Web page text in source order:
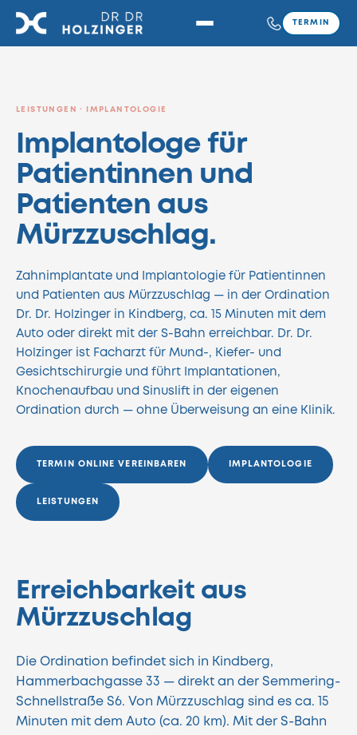
TERMIN
LEISTUNGEN · IMPLANTOLOGIE
Implantologe für
Patientinnen und
Patienten aus
Mürzzuschlag.
Zahnimplantate und Implantologie für Patientinnen
und Patienten aus Mürzzuschlag — in der Ordination
Dr. Dr. Holzinger in Kindberg, ca. 15 Minuten mit dem
Auto oder direkt mit der S-Bahn erreichbar. Dr. Dr.
Holzinger ist Facharzt für Mund-, Kiefer- und
Gesichtschirurgie und führt Implantationen,
Knochenaufbau und Sinuslift in der eigenen
Ordination durch — ohne Überweisung an eine Klinik.
TERMIN ONLINE VEREINBAREN IMPLANTOLOGIE
LEISTUNGEN
Erreichbarkeit aus
Mürzzuschlag
Die Ordination befindet sich in Kindberg,
Hammerbachgasse 33 — direkt an der Semmering-
Schnellstraße S6. Von Mürzzuschlag sind es ca. 15
Minuten mit dem Auto (ca. 20 km). Mit der S-Bahn